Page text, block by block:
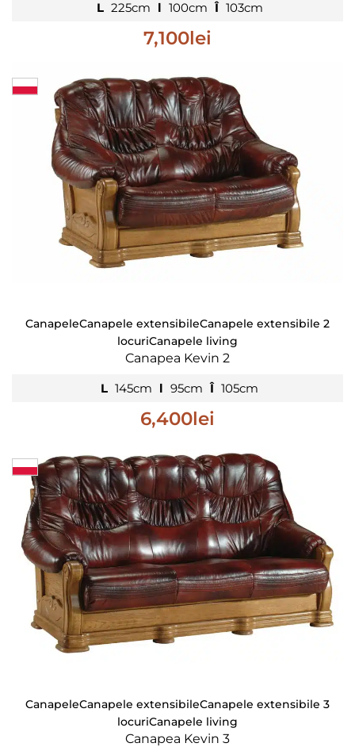
L 225cm l 100cm Î 103cm
7,100lei
CanapeleCanapele extensibileCanapele extensibile 2
locuriCanapele living
Canapea Kevin 2
L 145cm l 95cm Î 105cm
6,400lei
CanapeleCanapele extensibileCanapele extensibile 3
locuriCanapele living
Canapea Kevin 3